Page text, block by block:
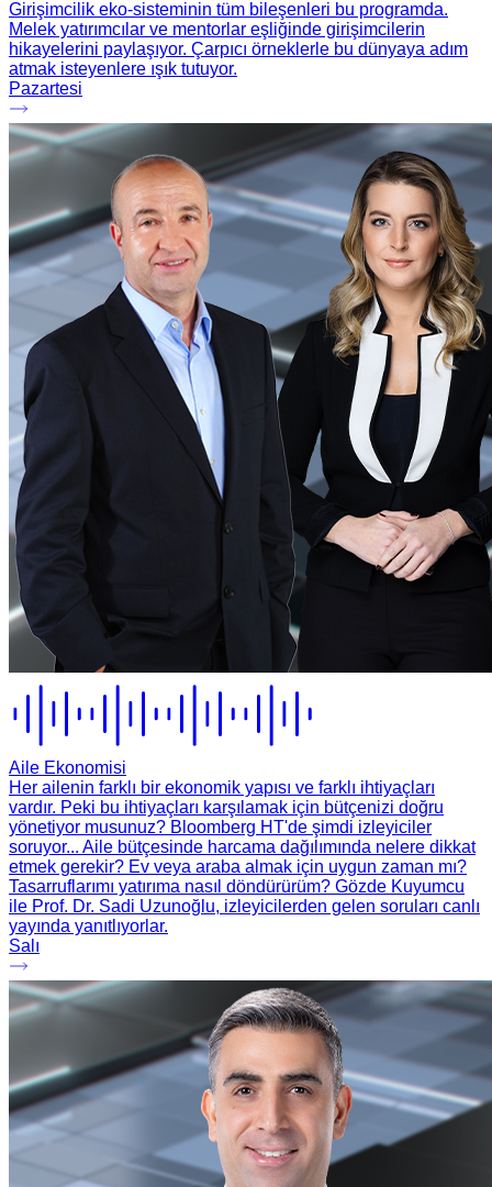
Girişimcilik eko-sisteminin tüm bileşenleri bu programda.
Melek yatırımcılar ve mentorlar eşliğinde girişimcilerin
hikayelerini paylaşıyor. Çarpıcı örneklerle bu dünyaya adım
atmak isteyenlere ışık tutuyor.
Pazartesi
Aile Ekonomisi
Her ailenin farklı bir ekonomik yapısı ve farklı ihtiyaçları
vardır. Peki bu ihtiyaçları karşılamak için bütçenizi doğru
yönetiyor musunuz? Bloomberg HT'de şimdi izleyiciler
soruyor... Aile bütçesinde harcama dağılımında nelere dikkat
etmek gerekir? Ev veya araba almak için uygun zaman mı?
Tasarruflarımı yatırıma nasıl döndürürüm? Gözde Kuyumcu
ile Prof. Dr. Sadi Uzunoğlu, izleyicilerden gelen soruları canlı
yayında yanıtlıyorlar.
Salı